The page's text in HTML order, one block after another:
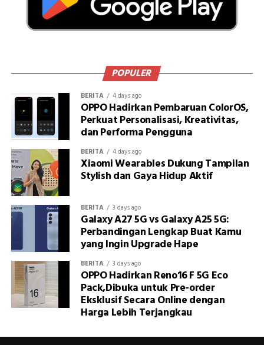
POPULER
BERITA 4 days ago
OPPO Hadirkan Pembaruan ColorOS,
Perkuat Personalisasi, Kreativitas,
dan Performa Pengguna
BERITA 4 days ago
Xiaomi Wearables Dukung Tampilan
Stylish dan Gaya Hidup Aktif
BERITA 3 days ago
Galaxy A27 5G vs Galaxy A25 5G:
Perbandingan Lengkap Buat Kamu
yang Ingin Upgrade Hape
BERITA 3 days ago
OPPO Hadirkan Reno16 F 5G Eco
Pack,Dibuka untuk Pre-order
Eksklusif Secara Online dengan
Harga Lebih Terjangkau